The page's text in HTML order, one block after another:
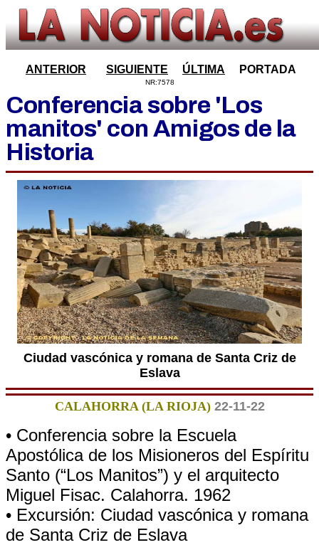
ANTERIOR SIGUIENTE ÚLTIMA PORTADA
NR:7578
Conferencia sobre 'Los
manitos' con Amigos de la
Historia
Ciudad vascónica y romana de Santa Criz de
Eslava
CALAHORRA (LA RIOJA) 22-11-22
• Conferencia sobre la Escuela
Apostólica de los Misioneros del Espíritu
Santo (“Los Manitos”) y el arquitecto
Miguel Fisac. Calahorra. 1962
• Excursión: Ciudad vascónica y romana
de Santa Criz de Eslava